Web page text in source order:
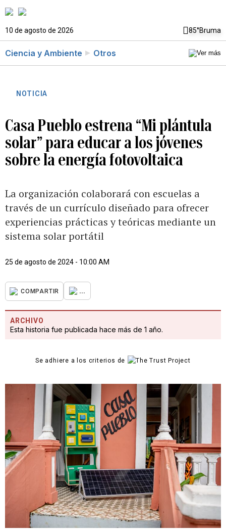
10 de agosto de 2026 85°Bruma
Ciencia y Ambiente Otros
NOTICIA
Casa Pueblo estrena “Mi plántula
solar” para educar a los jóvenes
sobre la energía fotovoltaica
La organización colaborará con escuelas a
través de un currículo diseñado para ofrecer
experiencias prácticas y teóricas mediante un
sistema solar portátil
25 de agosto de 2024 - 10:00 AM
COMPARTIR ...
ARCHIVO
Esta historia fue publicada hace más de 1 año.
Se adhiere a los criterios de